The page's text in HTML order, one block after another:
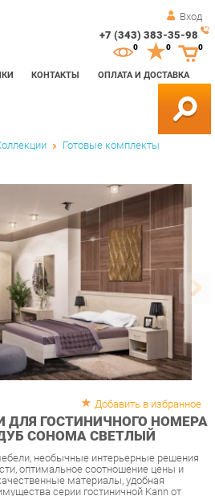
Вход
+7 (343) 383-35-98
КОНТАКТЫ ОПЛАТА И ДОСТАВКА
0 0
Готовые комплекты
ДЛЯ ГОСТИНИЧНОГО НОМЕРА
ДУБ СОНОМА СВЕТЛЫЙ
необычные интерьерные решения
материалы, удобная
серии гостиничной Kann от